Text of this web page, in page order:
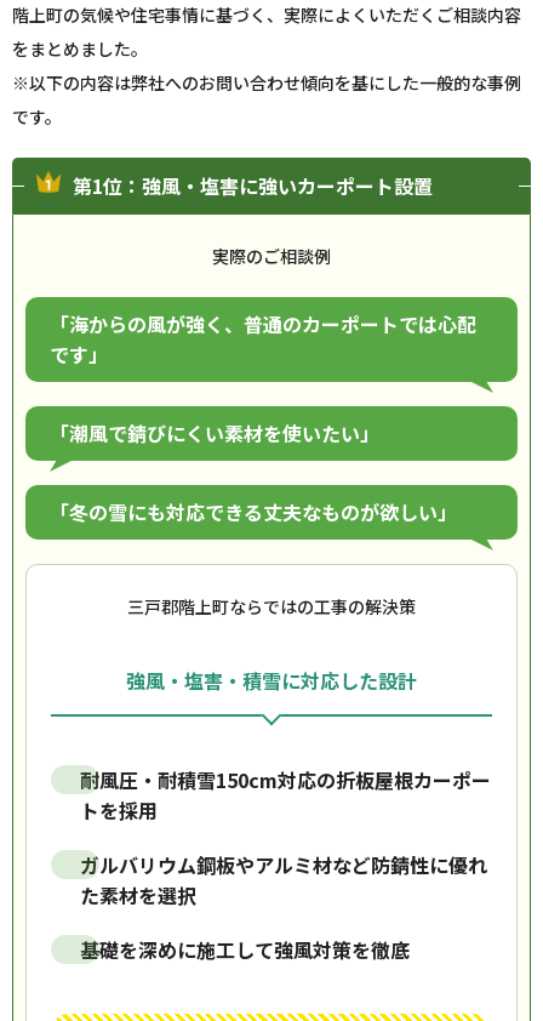
階上町の気候や住宅事情に基づく、実際によくいただくご相談内容
をまとめました。
※以下の内容は弊社へのお問い合わせ傾向を基にした一般的な事例
です。
第1位：強風・塩害に強いカーポート設置
実際のご相談例
「海からの風が強く、普通のカーポートでは心配
です」
「潮風で錆びにくい素材を使いたい」
「冬の雪にも対応できる丈夫なものが欲しい」
三戸郡階上町ならではの工事の解決策
強風・塩害・積雪に対応した設計
耐風圧・耐積雪150cm対応の折板屋根カーポー
トを採用
ガルバリウム鋼板やアルミ材など防錆性に優れ
た素材を選択
基礎を深めに施工して強風対策を徹底